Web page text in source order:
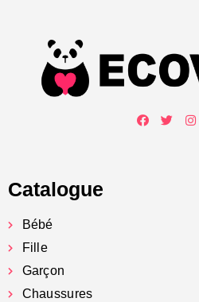
Catalogue
Bébé
Fille
Garçon
Chaussures